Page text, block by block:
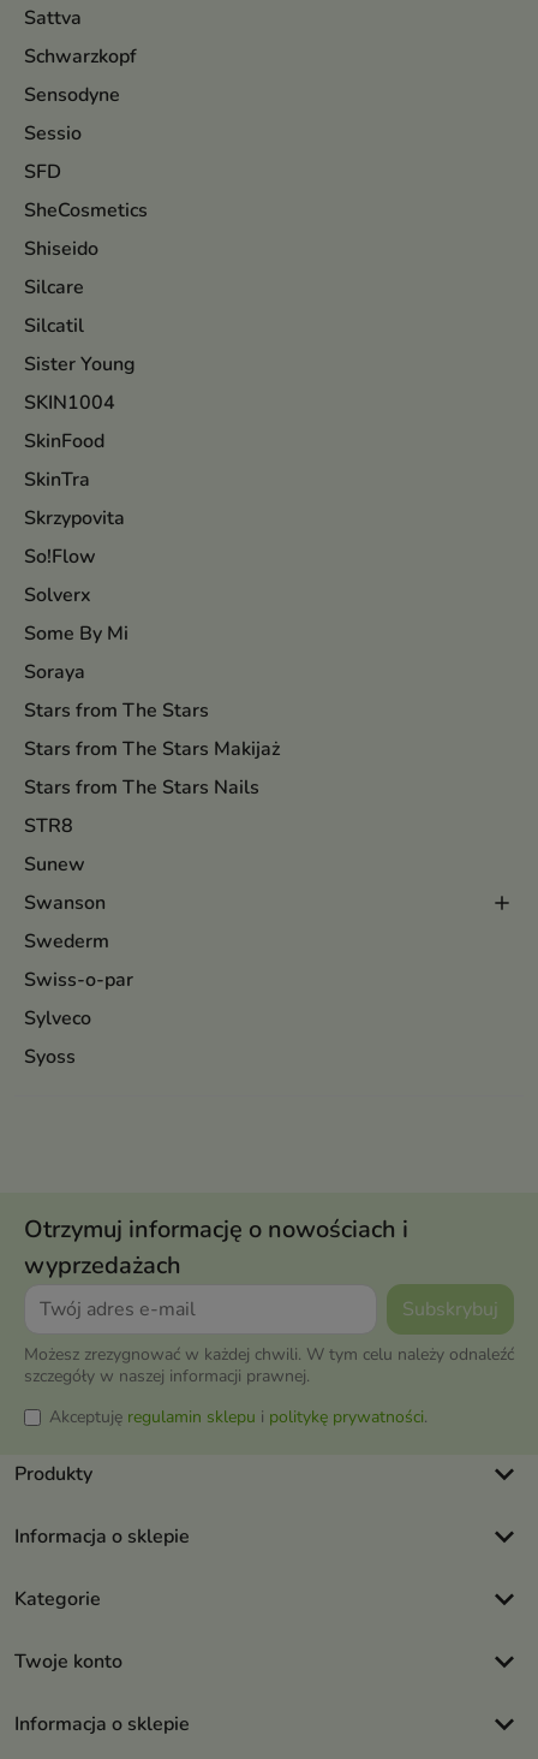
Sattva
Schwarzkopf
Sensodyne
Sessio
SFD
SheCosmetics
Shiseido
Silcare
Silcatil
Sister Young
SKIN1004
SkinFood
SkinTra
Skrzypovita
So!Flow
Solverx
Some By Mi
Soraya
Stars from The Stars
Stars from The Stars Makijaż
Stars from The Stars Nails
STR8
Sunew
Swanson
Swederm
Swiss-o-par
Sylveco
Syoss
Otrzymuj informację o nowościach i
wyprzedażach
Możesz zrezygnować w każdej chwili. W tym celu należy odnaleźć
szczegóły w naszej informacji prawnej.
Akceptuję regulamin sklepu i politykę prywatności.
Produkty keyboard_arrow_down
Informacja o sklepie keyboard_arrow_down
Kategorie keyboard_arrow_down
Twoje konto keyboard_arrow_down
Informacja o sklepie keyboard_arrow_down